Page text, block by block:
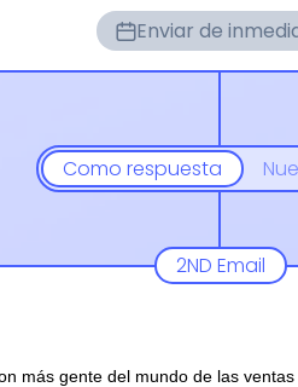
Enviar de
Como respuesta
2ND Email
más gente del mundo de las